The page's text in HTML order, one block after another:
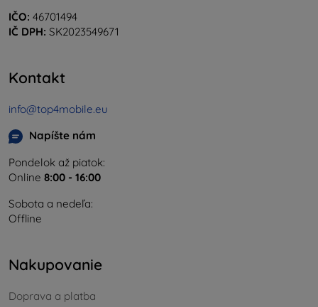
IČO: 46701494
IČ DPH: SK2023549671
Kontakt
info@top4mobile.eu
Napíšte nám
Pondelok až piatok:
Online 8:00 - 16:00
Sobota a nedeľa:
Offline
Nakupovanie
Doprava a platba